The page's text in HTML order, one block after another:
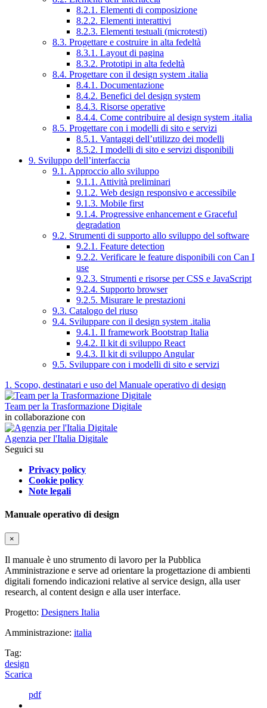
8.2.1. Elementi di composizione
8.2.2. Elementi interattivi
8.2.3. Elementi testuali (microtesti)
8.3. Progettare e costruire in alta fedeltà
8.3.1. Layout di pagina
8.3.2. Prototipi in alta fedeltà
8.4. Progettare con il design system .italia
8.4.1. Documentazione
8.4.2. Benefici del design system
8.4.3. Risorse operative
8.4.4. Come contribuire al design system .italia
8.5. Progettare con i modelli di sito e servizi
8.5.1. Vantaggi dell’utilizzo dei modelli
8.5.2. I modelli di sito e servizi disponibili
9. Sviluppo dell’interfaccia
9.1. Approccio allo sviluppo
9.1.1. Attività preliminari
9.1.2. Web design responsivo e accessibile
9.1.3. Mobile first
9.1.4. Progressive enhancement e Graceful
degradation
9.2. Strumenti di supporto allo sviluppo del software
9.2.1. Feature detection
9.2.2. Verificare le feature disponibili con Can I
use
9.2.3. Strumenti e risorse per CSS e JavaScript
9.2.4. Supporto browser
9.2.5. Misurare le prestazioni
9.3. Catalogo del riuso
9.4. Sviluppare con il design system .italia
9.4.1. Il framework Bootstrap Italia
9.4.2. Il kit di sviluppo React
9.4.3. Il kit di sviluppo Angular
9.5. Sviluppare con i modelli di sito e servizi
1. Scopo, destinatari e uso del Manuale operativo di design
Team per la Trasformazione Digitale
in collaborazione con
Agenzia per l'Italia Digitale
Seguici su
Privacy policy
Cookie policy
Note legali
Manuale operativo di design
×
Il manuale è uno strumento di lavoro per la Pubblica
Amministrazione e serve ad orientare la progettazione di ambienti
digitali fornendo indicazioni relative al service design, alla user
research, al content design e alla user interface.
Progetto: Designers Italia
Amministrazione: italia
Tag:
design
Scarica
pdf